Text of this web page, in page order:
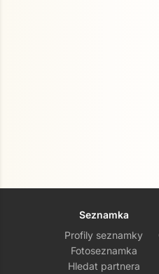
Seznamka
Profily seznamky
Fotoseznamka
Hledat partnera